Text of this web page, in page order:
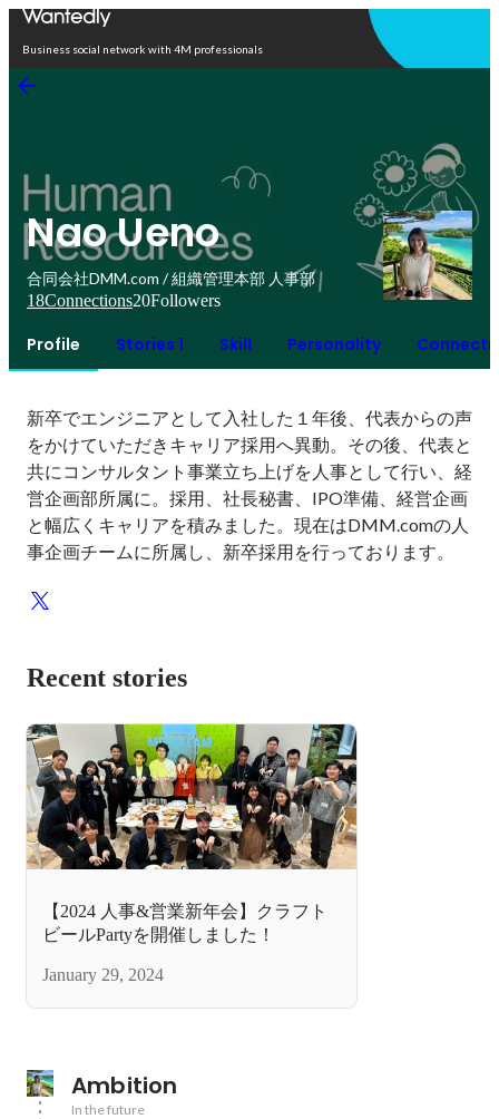
Business social network with 4M professionals
Nao Ueno
合同会社DMM.com / 組織管理本部 人事部
18Connections20Followers
Profile Stories 1 Skill Personality
新卒でエンジニアとして入社した１年後、代表からの声
をかけていただきキャリア採用へ異動。その後、代表と
共にコンサルタント事業立ち上げを人事として行い、経
営企画部所属に。採用、社長秘書、IPO準備、経営企画
と幅広くキャリアを積みました。現在はDMM.comの人
事企画チームに所属し、新卒採用を行っております。
Recent stories
【2024 人事&営業新年会】クラフト
ビールPartyを開催しました！
January 29, 2024
Ambition
In the future